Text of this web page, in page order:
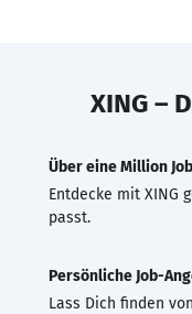
XING –
Über eine Million
Entdecke mit XING
passt.
Persönliche Job-
Lass Dich finden